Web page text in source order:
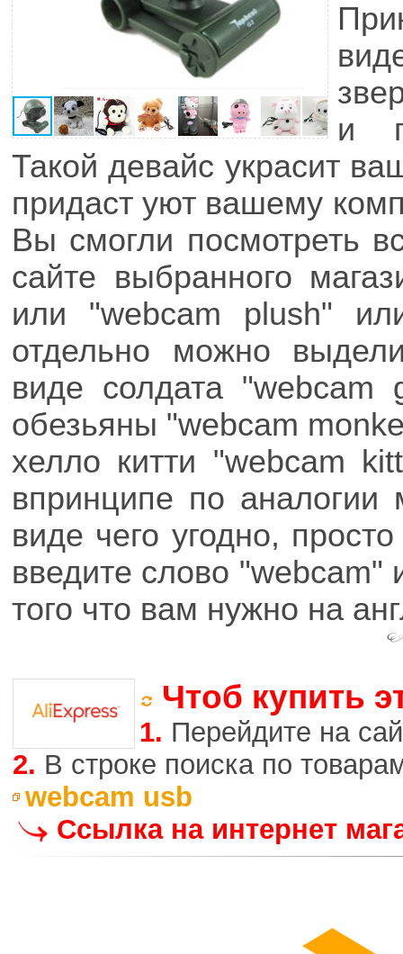
и
Такой девайс украсит
придаст уют вашему
Вы смогли посмотреть
сайте выбранного
или "webcam plush"
отдельно можно
виде солдата "webcam
обезьяны "webcam
хелло китти "webcam
впринципе по аналогии
виде чего угодно,
введите слово "webcam"
того что вам нужно на
Чтоб купить
1. Перейдите на
2. В строке поиска по
webcam usb
Ссылка на интернет